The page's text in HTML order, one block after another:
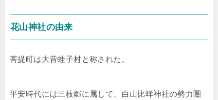
花山神社の由来
菩提町は大昔蛙子村と称された。
平安時代には三枝郷に属して、白山比咩神社の勢力圏